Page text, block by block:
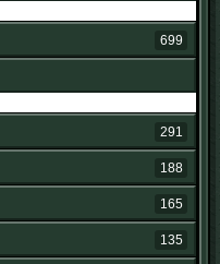
699
291
188
165
135